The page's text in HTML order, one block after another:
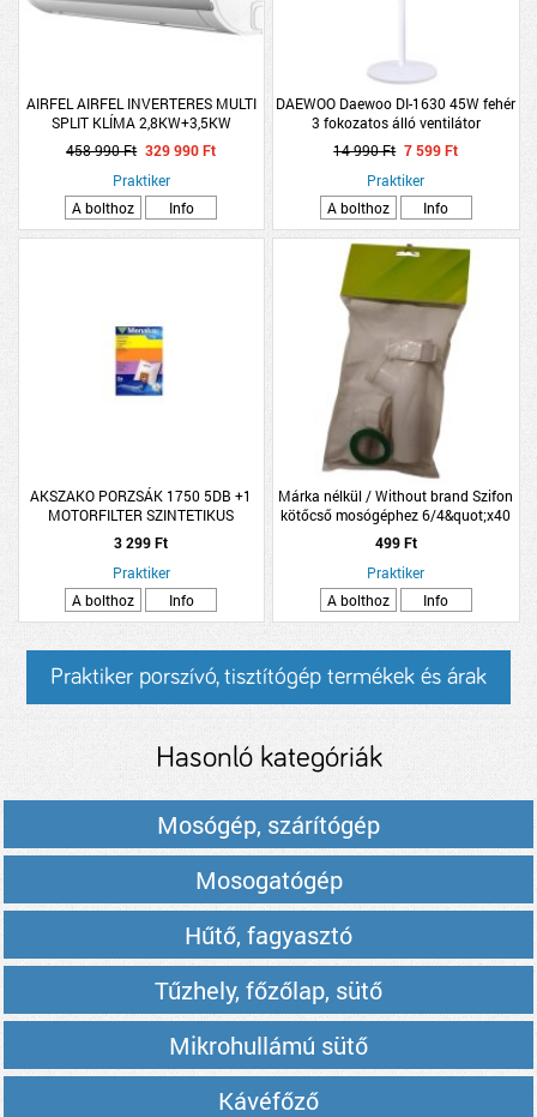
AIRFEL AIRFEL INVERTERES MULTI
SPLIT KLÍMA 2,8KW+3,5KW
2LMX50N/LRXM25UVB1B/LRXM35UVB1B
458 990 Ft 329 990 Ft
Praktiker
A bolthoz
Info
DAEWOO Daewoo DI-1630 45W fehér
3 fokozatos álló ventilátor
14 990 Ft 7 599 Ft
Praktiker
A bolthoz
Info
AKSZAKO PORZSÁK 1750 5DB +1
MOTORFILTER SZINTETIKUS
3 299 Ft
Praktiker
A bolthoz
Info
Márka nélkül / Without brand Szifon
kötőcső mosógéphez 6/4&quot;x40
499 Ft
Praktiker
A bolthoz
Info
Praktiker porszívó, tisztítógép termékek és árak
Hasonló kategóriák
Mosógép, szárítógép
Mosogatógép
Hűtő, fagyasztó
Tűzhely, főzőlap, sütő
Mikrohullámú sütő
Kávéfőző